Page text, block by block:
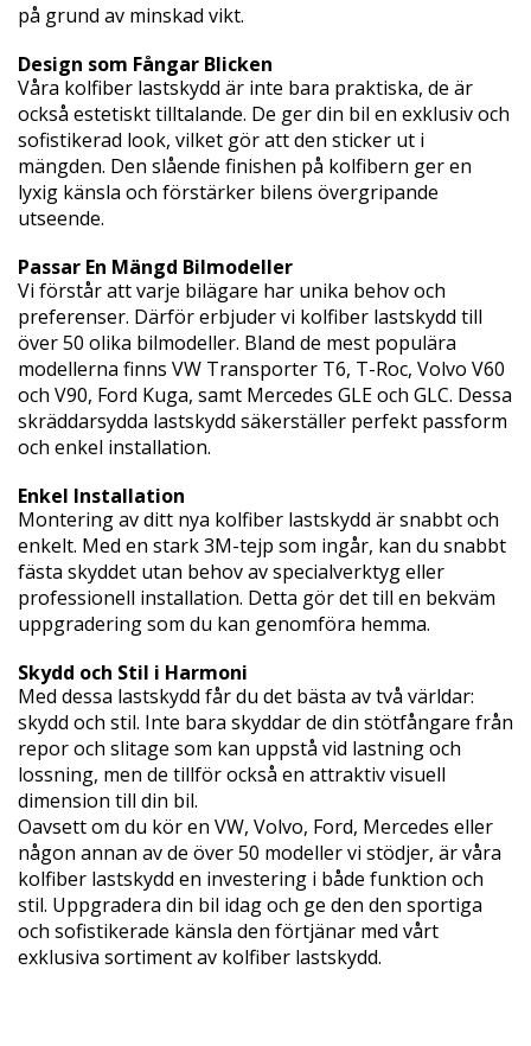
på grund av minskad vikt.
Design som Fångar Blicken
Våra kolfiber lastskydd är inte bara praktiska, de är
också estetiskt tilltalande. De ger din bil en exklusiv och
sofistikerad look, vilket gör att den sticker ut i
mängden. Den slående finishen på kolfibern ger en
lyxig känsla och förstärker bilens övergripande
utseende.
Passar En Mängd Bilmodeller
Vi förstår att varje bilägare har unika behov och
preferenser. Därför erbjuder vi kolfiber lastskydd till
över 50 olika bilmodeller. Bland de mest populära
modellerna finns VW Transporter T6, T-Roc, Volvo V60
och V90, Ford Kuga, samt Mercedes GLE och GLC. Dessa
skräddarsydda lastskydd säkerställer perfekt passform
och enkel installation.
Enkel Installation
Montering av ditt nya kolfiber lastskydd är snabbt och
enkelt. Med en stark 3M-tejp som ingår, kan du snabbt
fästa skyddet utan behov av specialverktyg eller
professionell installation. Detta gör det till en bekväm
uppgradering som du kan genomföra hemma.
Skydd och Stil i Harmoni
Med dessa lastskydd får du det bästa av två världar:
skydd och stil. Inte bara skyddar de din stötfångare från
repor och slitage som kan uppstå vid lastning och
lossning, men de tillför också en attraktiv visuell
dimension till din bil.
Oavsett om du kör en VW, Volvo, Ford, Mercedes eller
någon annan av de över 50 modeller vi stödjer, är våra
kolfiber lastskydd en investering i både funktion och
stil. Uppgradera din bil idag och ge den den sportiga
och sofistikerade känsla den förtjänar med vårt
exklusiva sortiment av kolfiber lastskydd.